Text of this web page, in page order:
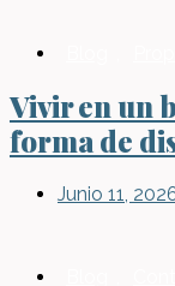
Vivir en un
forma de
Junio 11,